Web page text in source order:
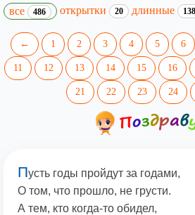
все 486 открытки 20 длинные 138
← 1 2 3 4 5 6
11 12 13 14 15 16
21 22 23 24
Пусть годы пройдут за годами,
О том, что прошло, не грусти.
А тем, кто когда-то обидел,